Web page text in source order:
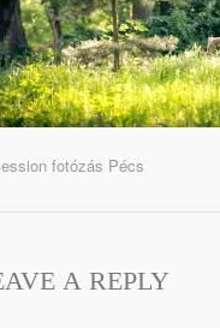
fotózás Pécs
A REPLY